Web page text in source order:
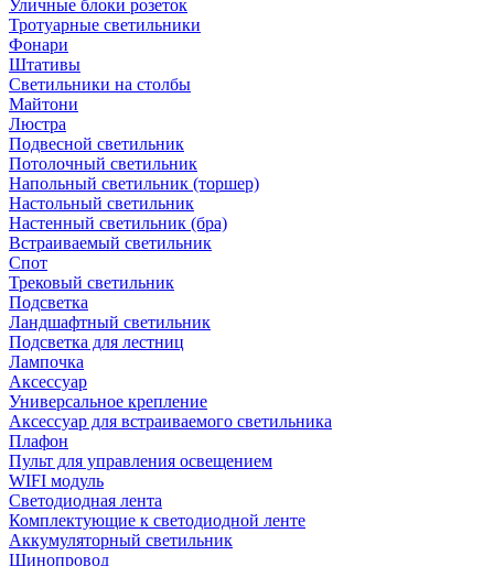
Уличные блоки розеток
Тротуарные светильники
Фонари
Штативы
Светильники на столбы
Майтони
Люстра
Подвесной светильник
Потолочный светильник
Напольный светильник (торшер)
Настольный светильник
Настенный светильник (бра)
Встраиваемый светильник
Спот
Трековый светильник
Подсветка
Ландшафтный светильник
Подсветка для лестниц
Лампочка
Аксессуар
Универсальное крепление
Аксессуар для встраиваемого светильника
Плафон
Пульт для управления освещением
WIFI модуль
Светодиодная лента
Комплектующие к светодиодной ленте
Аккумуляторный светильник
Шинопровод